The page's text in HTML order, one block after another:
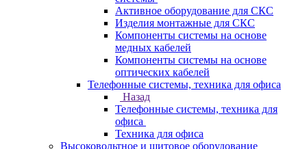
Активное оборудование для СКС
Изделия монтажные для СКС
Компоненты системы на основе
медных кабелей
Компоненты системы на основе
оптических кабелей
Телефонные системы, техника для офиса
Назад
Телефонные системы, техника для
офиса
Техника для офиса
Высоковольтное и щитовое оборудование